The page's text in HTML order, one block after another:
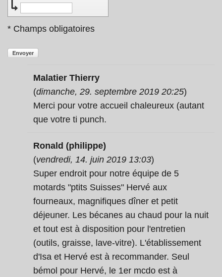
* Champs obligatoires
Envoyer
Malatier Thierry
(dimanche, 29. septembre 2019 20:25)
Merci pour votre accueil chaleureux (autant
que votre ti punch.
Ronald (philippe)
(vendredi, 14. juin 2019 13:03)
Super endroit pour notre équipe de 5
motards "ptits Suisses" Hervé aux
fourneaux, magnifiques dîner et petit
déjeuner. Les bécanes au chaud pour la nuit
et tout est à disposition pour l'entretien
(outils, graisse, lave-vitre). L'établissement
d'Isa et Hervé est à recommander. Seul
bémol pour Hervé, le 1er mcdo est à